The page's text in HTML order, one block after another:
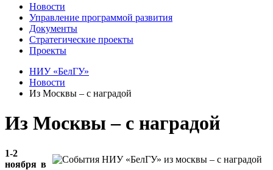
Новости
Управление программой развития
Документы
Стратегические проекты
Проекты
НИУ «БелГУ»
Новости
Из Москвы – с наградой
Из Москвы – с наградой
1-2
ноября в